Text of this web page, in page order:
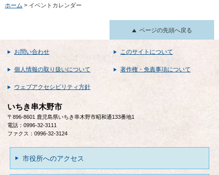
ホーム > イベントカレンダー
ページの先頭へ戻る
お問い合わせ このサイトについて
個人情報の取り扱いについて 著作権・免責事項について
ウェブアクセシビリティ方針
いちき串木野市
〒896-8601 鹿児島県いちき串木野市昭和通133番地1
電話：0996-32-3111
ファクス：0996-32-3124
市役所へのアクセス